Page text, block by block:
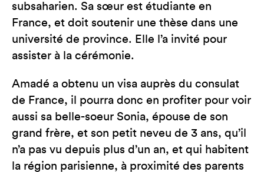
subsaharien. Sa sœur est étudiante en
France, et doit soutenir une thèse dans une
université de province. Elle l’a invité pour
assister à la cérémonie.
Amadé a obtenu un visa auprès du consulat
de France, il pourra donc en profiter pour voir
aussi sa belle-soeur Sonia, épouse de son
grand frère, et son petit neveu de 3 ans, qu’il
n’a pas vu depuis plus d’un an, et qui habitent
la région parisienne, à proximité des parents